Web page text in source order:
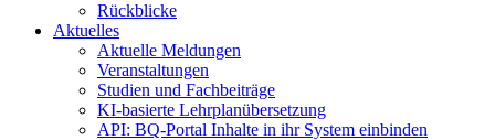
Rückblicke
Aktuelles
Aktuelle Meldungen
Veranstaltungen
Studien und Fachbeiträge
KI-basierte Lehrplanübersetzung
API: BQ-Portal Inhalte in ihr System einbinden